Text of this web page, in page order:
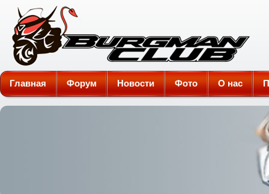
Burgman-Club
Главная Форум Новости Фото О нас